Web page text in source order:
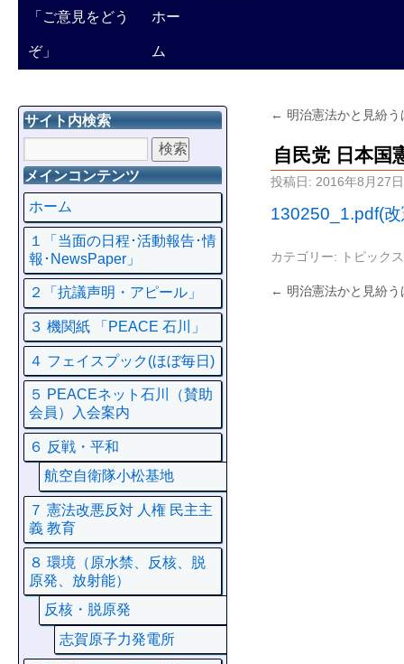
「ご意見をどう
ぞ」
ホー
ム
← 明治憲法かと見紛
自民党 日本国
投稿日: 2016年8月27日
130250_1.pdf(
カテゴリー: トピックス
← 明治憲法かと見紛
サイト内検索
メインコンテンツ
ホーム
１「当面の日程･活動報告･情
報･NewsPaper」
２「抗議声明・アピール」
３ 機関紙 「PEACE 石川」
４ フェイスプック(ほぼ毎日)
５ PEACEネット石川（賛助
会員）入会案内
６ 反戦・平和
航空自衛隊小松基地
７ 憲法改悪反対 人権 民主主
義 教育
８ 環境（原水禁、反核、脱
原発、放射能）
反核・脱原発
志賀原子力発電所